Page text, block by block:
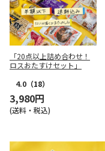
「20点以上詰め合わせ！
ロスおたすけセット」
4.0 （18）
3,980円
(送料・税込)